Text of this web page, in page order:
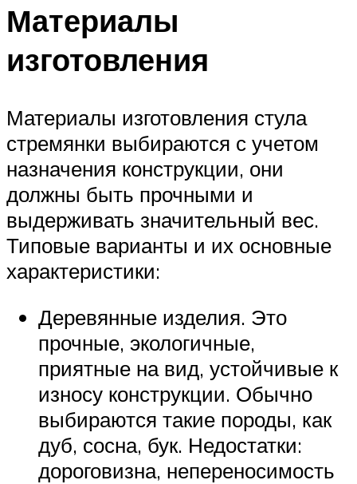
Материалы
изготовления
Материалы изготовления стула
стремянки выбираются с учетом
назначения конструкции, они
должны быть прочными и
выдерживать значительный вес.
Типовые варианты и их основные
характеристики:
Деревянные изделия. Это
прочные, экологичные,
приятные на вид, устойчивые к
износу конструкции. Обычно
выбираются такие породы, как
дуб, сосна, бук. Недостатки:
дороговизна, непереносимость